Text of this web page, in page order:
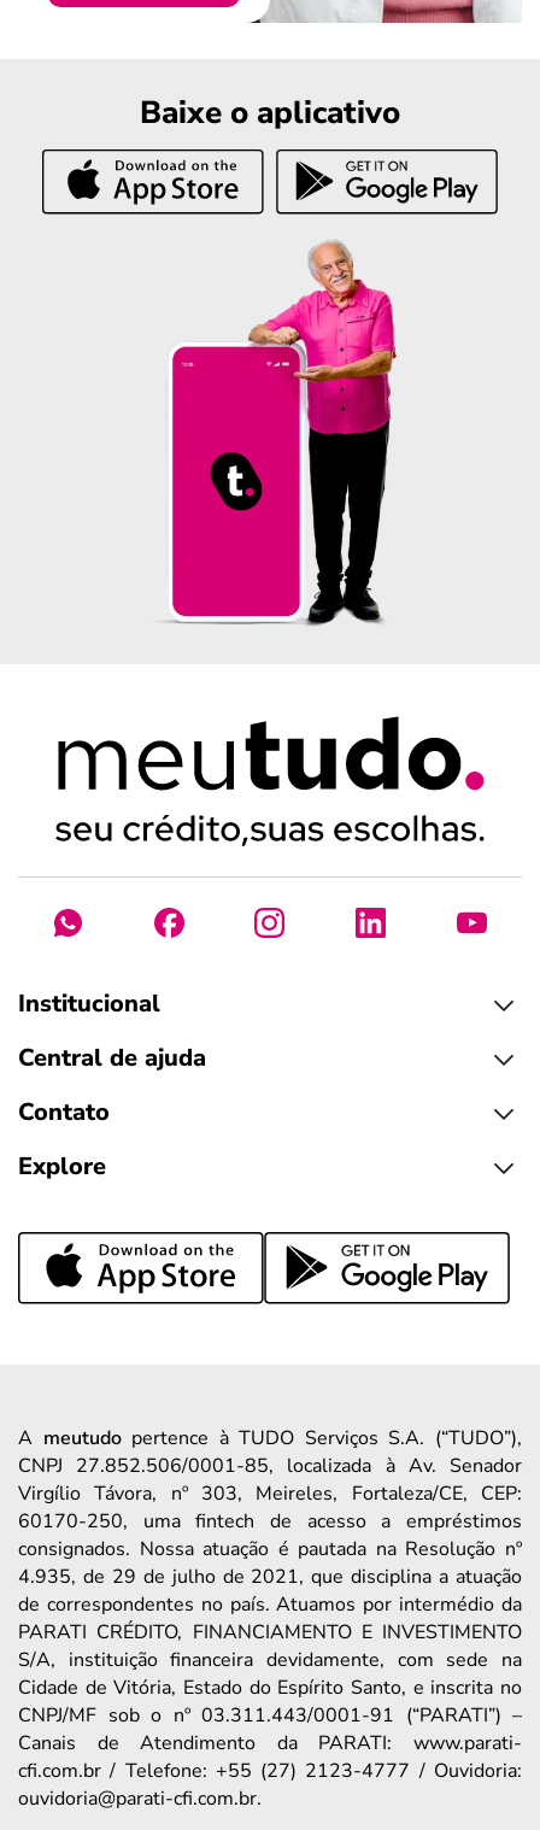
Baixe o aplicativo
Institucional
Central de ajuda
Contato
Explore
A meutudopertence à TUDO Serviços S.A. (“TUDO”),
CNPJ 27.852.506/0001-85, localizada à Av. Senador
Virgílio Távora, nº 303, Meireles, Fortaleza/CE, CEP:
60170-250, uma fintech de acesso a empréstimos
consignados. Nossa atuação é pautada na Resolução nº
4.935, de 29 de julho de 2021, que disciplina a atuação
de correspondentes no país. Atuamos por intermédio da
PARATI CRÉDITO, FINANCIAMENTO E INVESTIMENTO
S/A, instituição financeira devidamente, com sede na
Cidade de Vitória, Estado do Espírito Santo, e inscrita no
CNPJ/MF sob o nº 03.311.443/0001-91 (“PARATI”) –
Canais de Atendimento da PARATI: www.parati-
cfi.com.br / Telefone: +55 (27) 2123-4777 / Ouvidoria:
ouvidoria@parati-cfi.com.br.